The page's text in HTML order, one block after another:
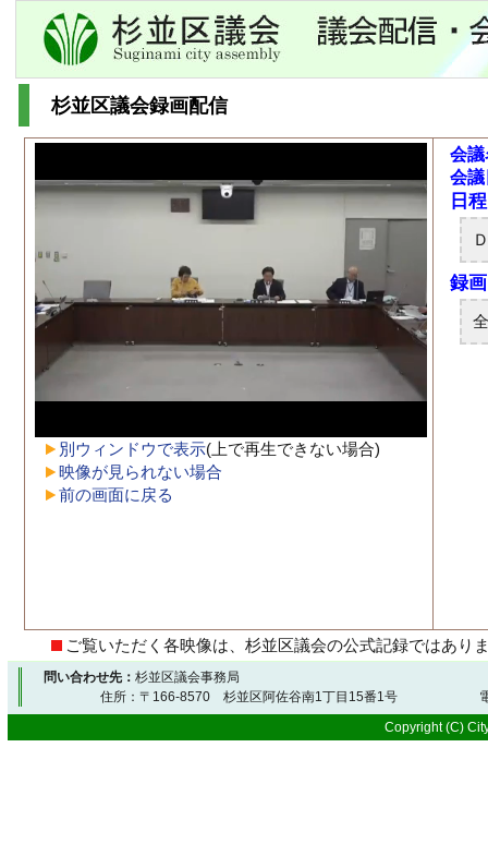
杉並区議会録画配信
別ウィンドウで表示(上で再生できない場合)
映像が見られない場合
前の画面に戻る
会
会
ご覧いただく各映像は、杉並区議会の公式記録ではあり
問い合わせ先： 杉並区議会事務局
住所：〒166-8570 杉並区阿佐谷南1丁目15番1号 電
Copyright (C)